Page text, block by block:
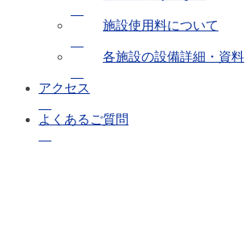
施設使用料について
各施設の設備詳細・資料
アクセス
よくあるご質問